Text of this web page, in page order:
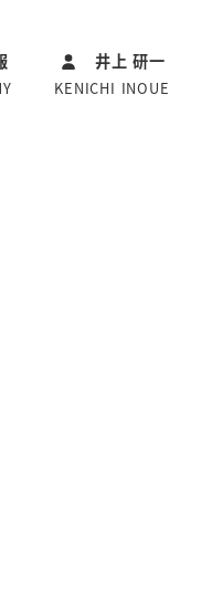
井上 研一
KENICHI INOUE